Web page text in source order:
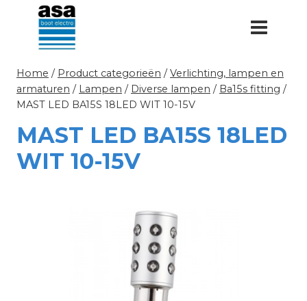
Doorgaan
inhoud
Home / Product categorieën / Verlichting, lampen en
armaturen / Lampen / Diverse lampen / Ba15s fitting /
MAST LED BA15S 18LED WIT 10-15V
MAST LED BA15S 18LED
WIT 10-15V